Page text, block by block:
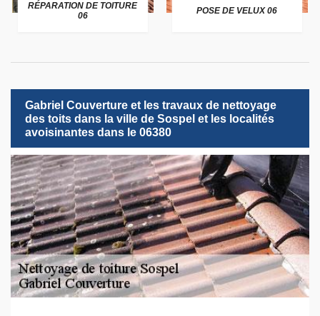
RÉPARATION DE TOITURE
06
POSE DE VELUX 06
Gabriel Couverture et les travaux de nettoyage
des toits dans la ville de Sospel et les localités
avoisinantes dans le 06380